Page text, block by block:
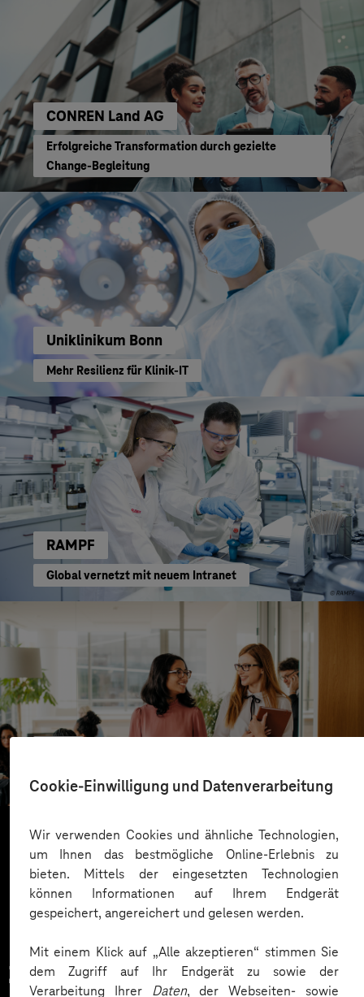
Cookie-Einwilligung und Datenverarbeitung
Wir verwenden Cookies und ähnliche Technologien,
um Ihnen das bestmögliche Online-Erlebnis zu
bieten. Mittels der eingesetzten Technologien
können Informationen auf Ihrem Endgerät
gespeichert, angereichert und gelesen werden.
Mit einem Klick auf „Alle akzeptieren“ stimmen Sie
dem Zugriff auf Ihr Endgerät zu sowie der
Verarbeitung Ihrer Daten, der Webseiten- sowie
CONREN Land AG
Erfolgreiche Transformation durch gezielte
Change-Begleitung
Uniklinikum Bonn
Mehr Resilienz für Klinik-IT
RAMPF
Global vernetzt mit neuem Intranet
Gut informiert dank mobiler App
Mehr laden
Zahlreiche Unternehmen